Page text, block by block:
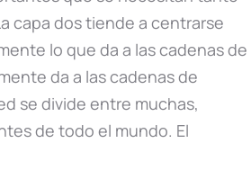
capa dos tiende a centrarse
lo que da a las cadenas de
da a las cadenas de
se divide entre muchas,
de todo el mundo. El